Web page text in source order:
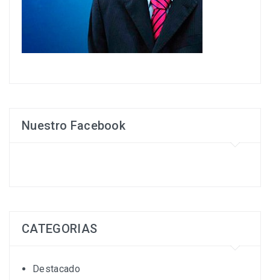
Nuestro Facebook
CATEGORIAS
Destacado